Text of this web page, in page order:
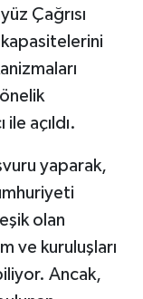
Çağrısı
açıldı.
yaparak,
olan
ve kuruluşları
Ancak,